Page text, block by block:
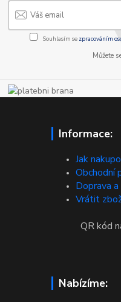
Souhlasím se zpracováním
Můžete
Informace:
Jak
Obchodní
Doprava
Vrátit
QR kód
Nabízíme: